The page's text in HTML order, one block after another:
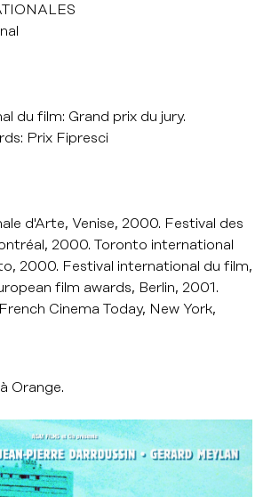
du film: Grand prix du jury.
Prix Fipresci
d'Arte, Venise, 2000. Festival des
2000. Toronto international
2000. Festival international du film,
film awards, Berlin, 2001.
Cinema Today, New York,
Orange.